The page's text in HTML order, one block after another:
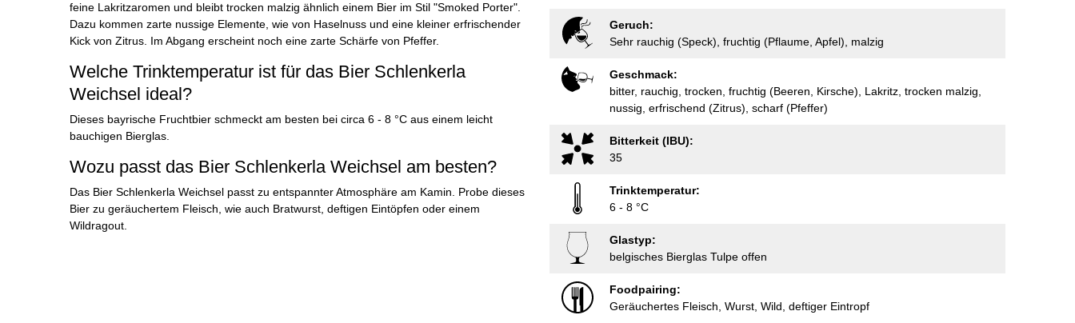
feine Lakritzaromen und bleibt trocken malzig ähnlich einem Bier im Stil "Smoked Porter".
Dazu kommen zarte nussige Elemente, wie von Haselnuss und eine kleiner erfrischender
Kick von Zitrus. Im Abgang erscheint noch eine zarte Schärfe von Pfeffer.
Welche Trinktemperatur ist für das Bier Schlenkerla
Weichsel ideal?
Dieses bayrische Fruchtbier schmeckt am besten bei circa 6 - 8 °C aus einem leicht
bauchigen Bierglas.
Wozu passt das Bier Schlenkerla Weichsel am besten?
Das Bier Schlenkerla Weichsel passt zu entspannter Atmosphäre am Kamin. Probe dieses
Bier zu geräuchertem Fleisch, wie auch Bratwurst, deftigen Eintöpfen oder einem
Wildragout.
Geruch:
Sehr rauchig (Speck), fruchtig (Pflaume, Apfel), malzig
Geschmack:
bitter, rauchig, trocken, fruchtig (Beeren, Kirsche), Lakritz, trocken malzig,
nussig, erfrischend (Zitrus), scharf (Pfeffer)
Bitterkeit (IBU):
35
Trinktemperatur:
6 - 8 °C
Glastyp:
belgisches Bierglas Tulpe offen
Foodpairing:
Geräuchertes Fleisch, Wurst, Wild, deftiger Eintropf